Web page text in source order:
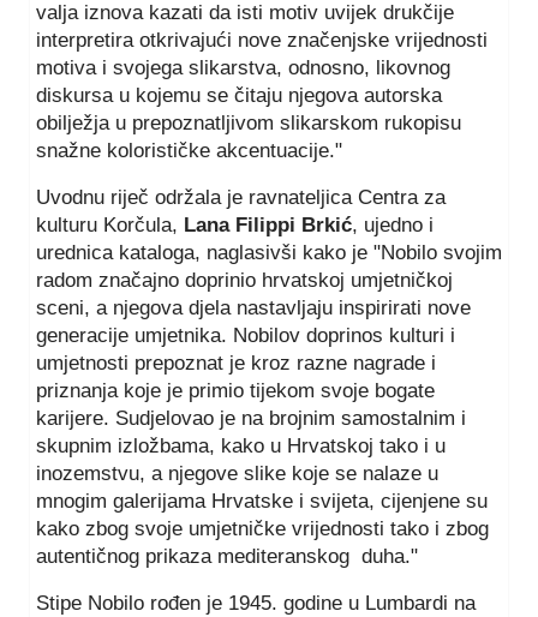
valja iznova kazati da isti motiv uvijek drukčije
interpretira otkrivajući nove značenjske vrijednosti
motiva i svojega slikarstva, odnosno, likovnog
diskursa u kojemu se čitaju njegova autorska
obilježja u prepoznatljivom slikarskom rukopisu
snažne kolorističke akcentuacije."
Uvodnu riječ održala je ravnateljica Centra za
kulturu Korčula, Lana Filippi Brkić, ujedno i
urednica kataloga, naglasivši kako je "Nobilo svojim
radom značajno doprinio hrvatskoj umjetničkoj
sceni, a njegova djela nastavljaju inspirirati nove
generacije umjetnika. Nobilov doprinos kulturi i
umjetnosti prepoznat je kroz razne nagrade i
priznanja koje je primio tijekom svoje bogate
karijere. Sudjelovao je na brojnim samostalnim i
skupnim izložbama, kako u Hrvatskoj tako i u
inozemstvu, a njegove slike koje se nalaze u
mnogim galerijama Hrvatske i svijeta, cijenjene su
kako zbog svoje umjetničke vrijednosti tako i zbog
autentičnog prikaza mediteranskog duha."
Stipe Nobilo rođen je 1945. godine u Lumbardi na